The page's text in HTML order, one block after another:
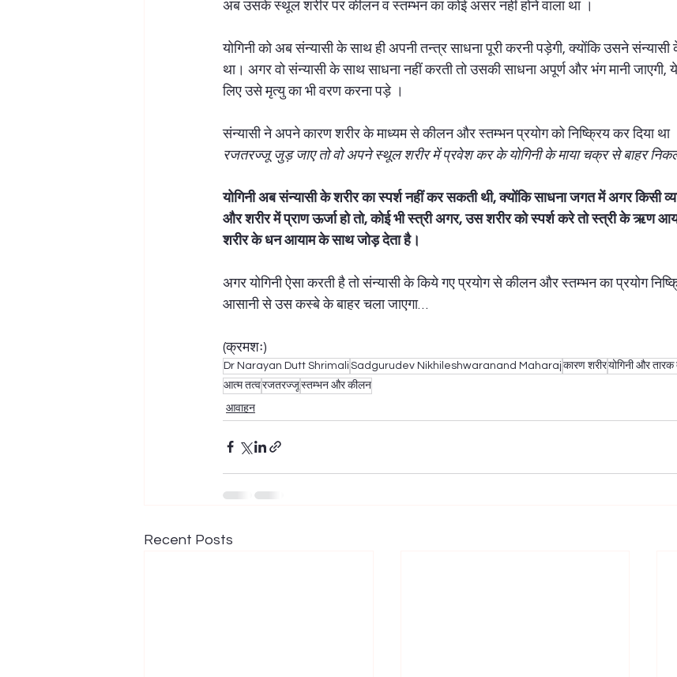
अब उसके स्थूल शरीर पर कीलन व स्तम्भन का कोई असर नहीं होने वाला था ।
योगिनी को अब संन्यासी के साथ ही अपनी तन्त्र साधना पूरी करनी पड़ेगी, क्योंकि उसने
था। अगर वो संन्यासी के साथ साधना नहीं करती तो उसकी साधना अपूर्ण और भंग मानी जाएगी,
लिए उसे मृत्यु का भी वरण करना पड़े ।
संन्यासी ने अपने कारण शरीर के माध्यम से कीलन और स्तम्भन प्रयोग को निष्क्रिय कर दिया था
रजतरज्जू जुड़ जाए तो वो अपने स्थूल शरीर में प्रवेश कर के योगिनी के माया चक्र से बाहर
योगिनी अब संन्यासी के शरीर का स्पर्श नहीं कर सकती थी, क्योंकि साधना जगत में अगर किसी
और शरीर में प्राण ऊर्जा हो तो, कोई भी स्त्री अगर, उस शरीर को स्पर्श करे तो स्त्री के ऋण
शरीर के धन आयाम के साथ जोड़ देता है।
अगर योगिनी ऐसा करती है तो संन्यासी के किये गए प्रयोग से कीलन और स्तम्भन का प्रयोग
आसानी से उस कस्बे के बाहर चला जाएगा…
(क्रमशः)
Dr Narayan Dutt Shrimali Sadgurudev Nikhileshwaranand Maharaj कारण शरीरयोगिनी और
आत्म तत्वरजतरज्जूस्तम्भन और कीलन
आवाहन
Recent Posts